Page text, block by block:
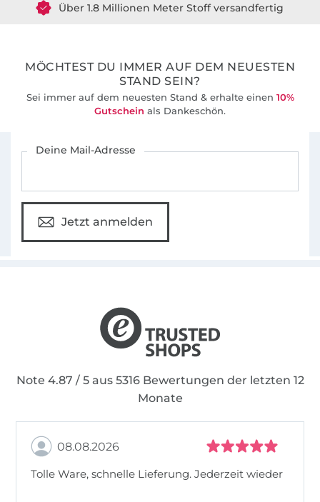
Über 1.8 Millionen Meter Stoff versandfertig
36 Jahre Erfahrung
MÖCHTEST DU IMMER AUF DEM NEUESTEN
STAND SEIN?
Sei immer auf dem neuesten Stand & erhalte einen 10%
Gutschein als Dankeschön.
Deine Mail-Adresse
Jetzt anmelden
Note 4.87 / 5 aus 5316 Bewertungen der letzten 12
Monate
08.08.2026
Tolle Ware, schnelle Lieferung. Jederzeit wieder